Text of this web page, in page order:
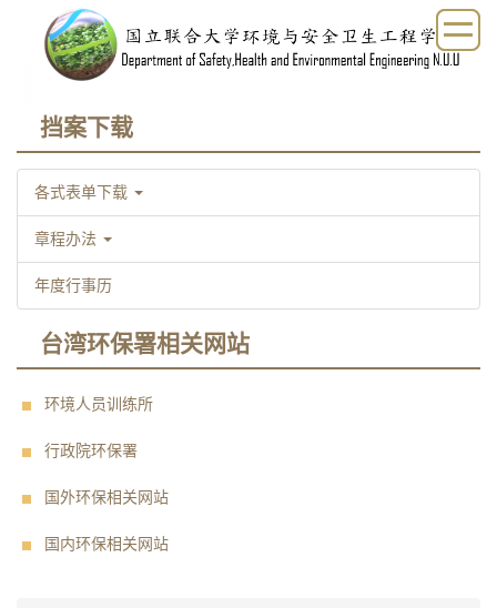
区
挡案下载
各式表单下载
章程办法
年度行事历
台湾环保署相关网站
环境人员训练所
行政院环保署
国外环保相关网站
国内环保相关网站